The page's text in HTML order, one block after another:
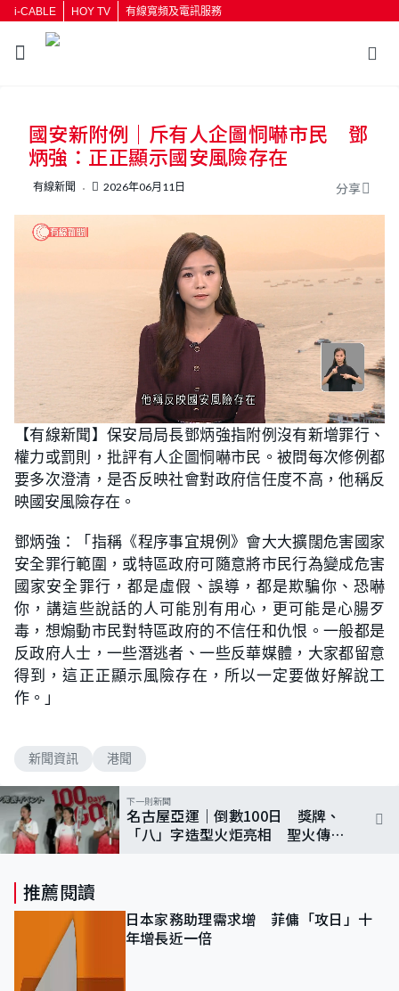
i-CABLE HOY TV 有線寬頻及電訊服務
按輸入鍵開始搜尋
國安新附例｜斥有人企圖恫嚇市民 鄧
炳強：正正顯示國安風險存在
有線新聞 2026年06月11日 分享
n
m
t
e
o
a
d
e
d
:
6
%
【有線新聞】保安局局長鄧炳強指附例沒有新增罪行、
權力或罰則，批評有人企圖恫嚇市民。被問每次修例都
要多次澄清，是否反映社會對政府信任度不高，他稱反
映國安風險存在。
鄧炳強：「指稱《程序事宜規例》會大大擴闊危害國家
安全罪行範圍，或特區政府可隨意將市民行為變成危害
國家安全罪行，都是虛假、誤導，都是欺騙你、恐嚇
你，講這些說話的人可能別有用心，更可能是心腸歹
毒，想煽動市民對特區政府的不信任和仇恨。一般都是
反政府人士，一些潛逃者、一些反華媒體，大家都留意
得到，這正正顯示風險存在，所以一定要做好解說工
作。」
新聞資訊 港聞
下一則新聞
名古屋亞運｜倒數100日 獎牌、
「八」字造型火炬亮相 聖火傳遞
推薦閱讀
日本家務助理需求增 菲傭「攻日」十
年增長近一倍